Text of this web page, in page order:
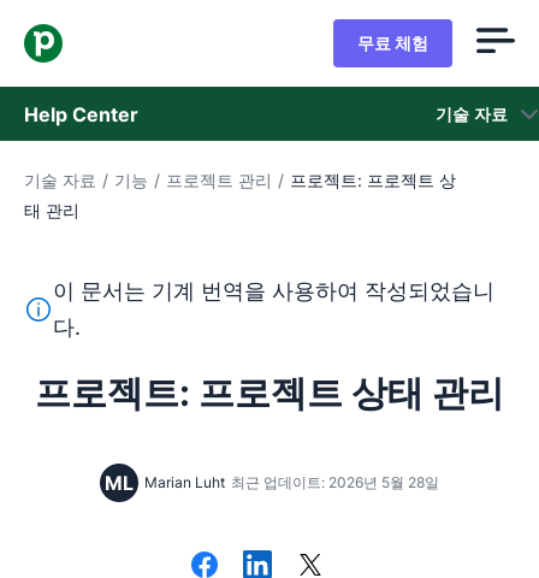
무료 체험
Help Center 기술 자료
기술 자료
지원 팀 문의
기술 자료 / 기능 / 프로젝트 관리 / 프로젝트: 프로젝트 상
태 관리
이 텍스트는 기계 번역 도구를 사용하여 영어를 번역한 것
이 문서는 기계 번역을 사용하여 작성되었습니
다.
프로젝트: 프로젝트 상태 관리
ML Marian Luht 최근 업데이트: 2026년 5월 28일